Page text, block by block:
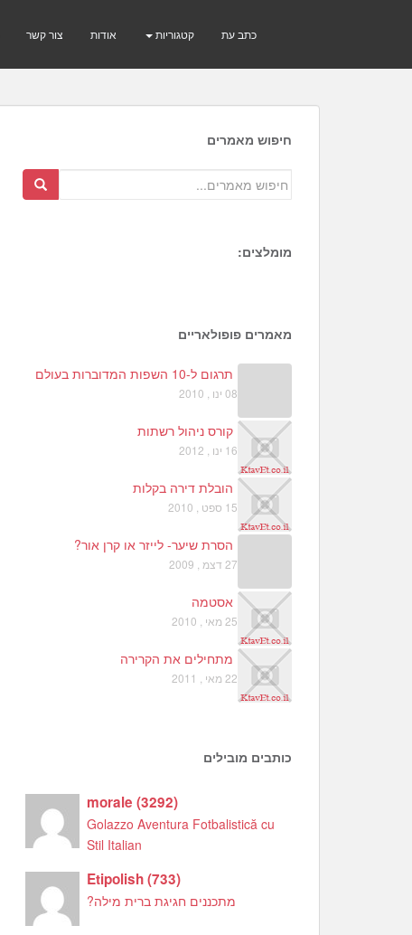
צור קשר אודות קטגוריות כתב עת
חיפוש מאמרים
מומלצים:
מאמרים פופולאריים
תרגום ל-10 השפות המדוברות בעולם
08 ינו , 2010
קורס ניהול רשתות
16 ינו , 2012
הובלת דירה בקלות
15 ספט , 2010
הסרת שיער- לייזר או קרן אור?
27 דצמ , 2009
אסטמה
25 מאי , 2010
מתחילים את הקרירה
22 מאי , 2011
כותבים מובילים
morale(3292)
Golazzo Aventura Fotbalistică cu
Stil Italian
Etipolish(733)
מתכננים חגיגת ברית מילה?